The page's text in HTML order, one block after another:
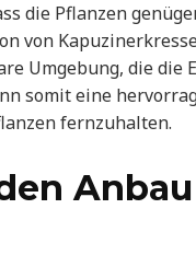
die Pflanzen
von
Umgebung, die die
somit eine
fernzuhalten.